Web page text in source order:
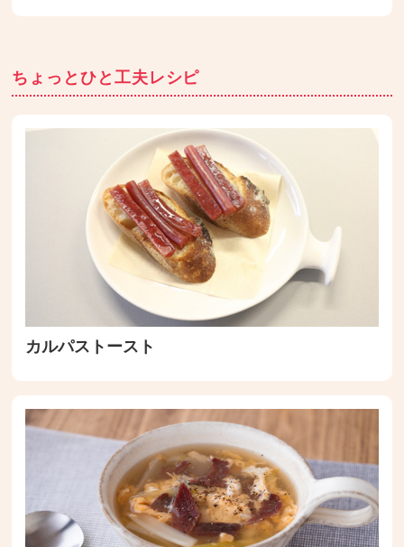
ちょっとひと工夫レシピ
カルパストースト